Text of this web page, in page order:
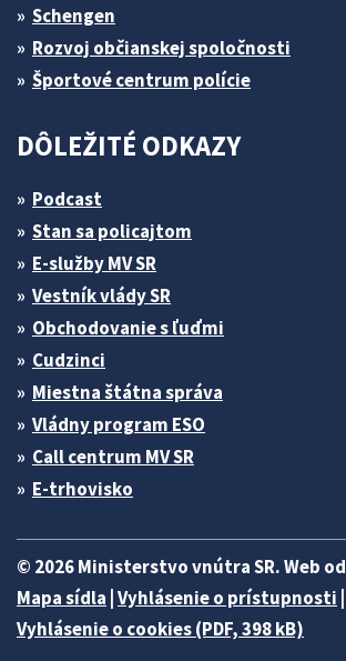
Schengen
Rozvoj občianskej spoločnosti
Športové centrum polície
DÔLEŽITÉ ODKAZY
Podcast
Stan sa policajtom
E-služby MV SR
Vestník vlády SR
Obchodovanie s ľuďmi
Cudzinci
Miestna štátna správa
Vládny program ESO
Call centrum MV SR
E-trhovisko
© 2026 Ministerstvo vnútra SR. Web od
Mapa sídla Vyhlásenie o prístupnosti
Vyhlásenie o cookies (PDF, 398 kB)